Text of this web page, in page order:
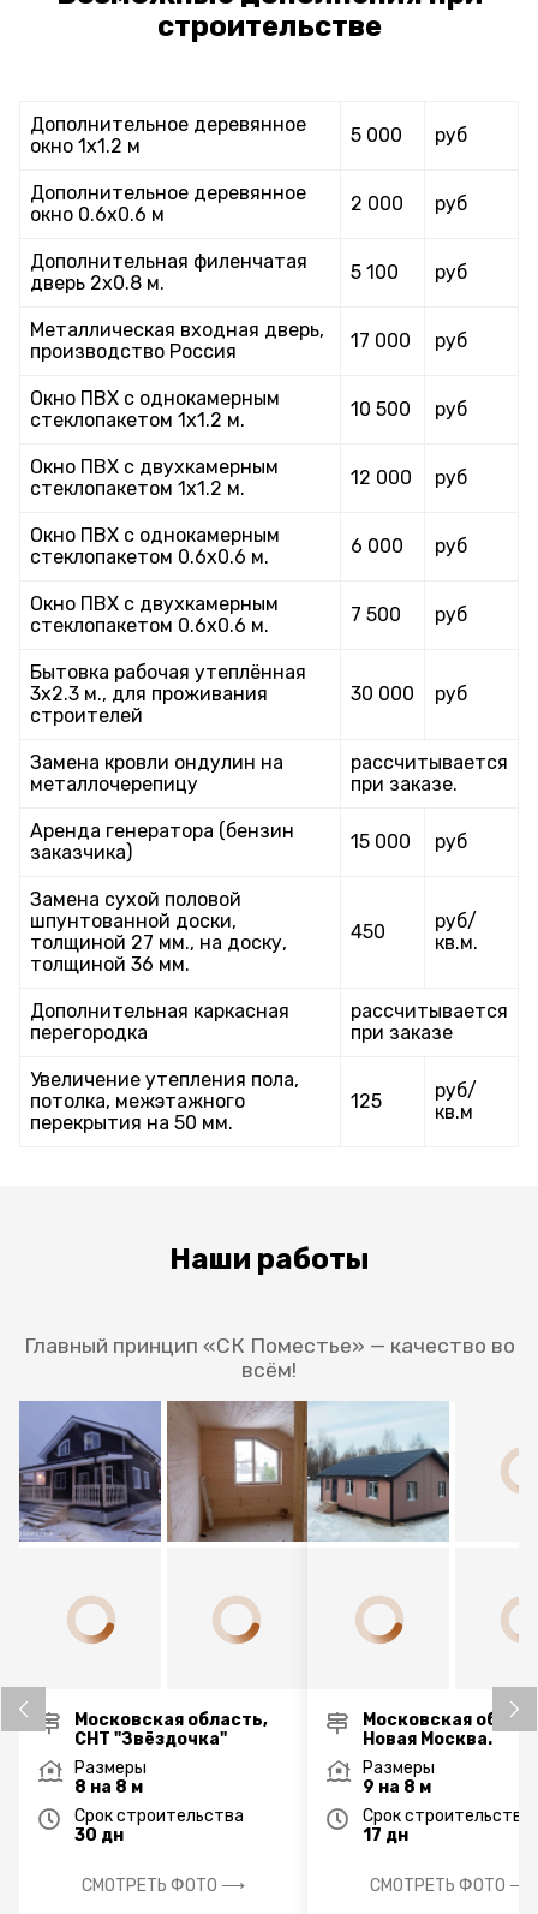
строительстве
Дополнительное деревянное
окно 1х1.2 м
5 000 руб
Дополнительное деревянное
окно 0.6х0.6 м
2 000 руб
Дополнительная филенчатая
дверь 2х0.8 м.
5 100 руб
Металлическая входная дверь,
производство Россия
17 000 руб
Окно ПВХ с однокамерным
стеклопакетом 1х1.2 м.
10 500 руб
Окно ПВХ с двухкамерным
стеклопакетом 1х1.2 м.
12 000 руб
Окно ПВХ с однокамерным
стеклопакетом 0.6х0.6 м.
6 000 руб
Окно ПВХ с двухкамерным
стеклопакетом 0.6х0.6 м.
7 500 руб
Бытовка рабочая утеплённая
3х2.3 м., для проживания
строителей
30 000 руб
Замена кровли ондулин на
металлочерепицу
рассчитывается
при заказе.
Аренда генератора (бензин
заказчика)
15 000 руб
Замена сухой половой
шпунтованной доски,
толщиной 27 мм., на доску,
толщиной 36 мм.
450
руб/
кв.м.
Дополнительная каркасная
перегородка
рассчитывается
при заказе
Увеличение утепления пола,
потолка, межэтажного
перекрытия на 50 мм.
125
руб/
кв.м
Наши работы
Главный принцип «СК Поместье» — качество во
всём!
Московская область,
СНТ "Звёздочка"
Размеры
8 на 8 м
Срок строительства
30 дн
СМОТРЕТЬ ФОТО ⟶
Московская
Новая Москва.
Размеры
9 на 8 м
Срок строительства
17 дн
СМОТРЕТЬ ФОТО ⟶